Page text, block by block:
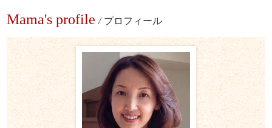
Mama's profile / プロフィール